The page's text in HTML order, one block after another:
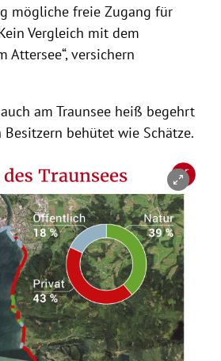
mögliche freie Zugang für
Vergleich mit dem
Attersee“, versichern
am Traunsee heiß begehrt
behütet wie Schätze.
schließen